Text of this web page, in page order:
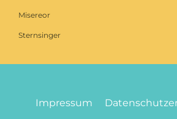
Misereor
Sternsinger
Impressum